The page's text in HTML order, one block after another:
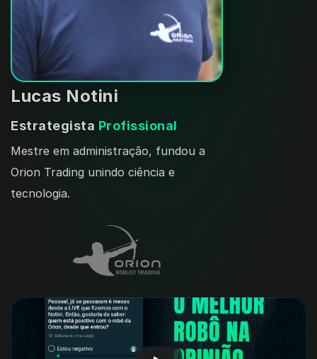
Lucas Notini
Estrategista Profissional
Mestre em administração, fundou a
Orion Trading unindo ciência e
tecnologia.